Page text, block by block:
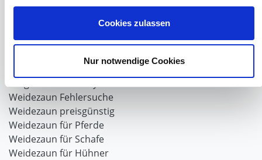
Cookies zulassen
Nur notwendige Cookies
Der Weidezaun nach dem Winter
Weidezaun selber bauen
Weidezaun Fehlersuche
Weidezaun preisgünstig
Weidezaun für Pferde
Weidezaun für Schafe
Weidezaun für Hühner